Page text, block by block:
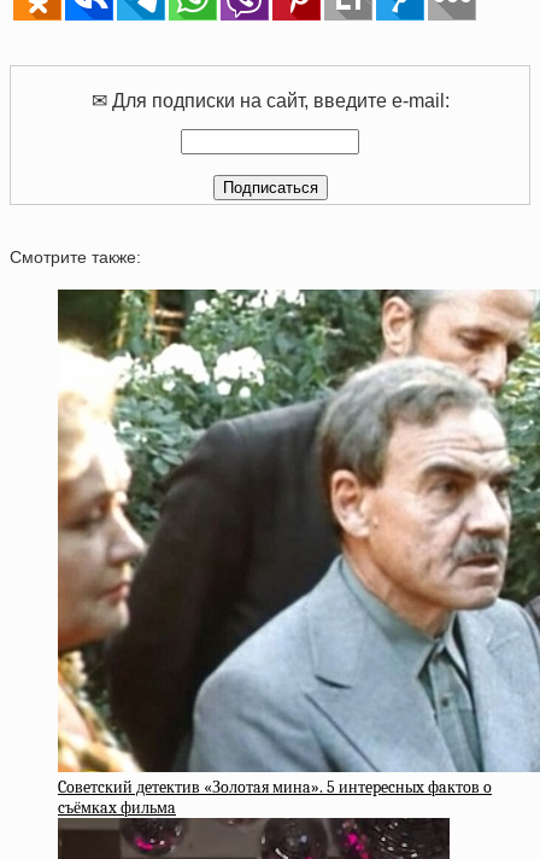
✉ Для подписки на сайт, введите e-mail:
Смотрите также:
Coвeтcкий дeтeктив «Зoлoтaя минa». 5 интepecныx фaктoв o
cъёмкax фильмa